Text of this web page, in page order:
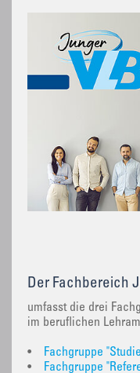
Der Fachbereich
umfasst die drei
im beruflichen
• Fachgruppe
• Fachgruppe